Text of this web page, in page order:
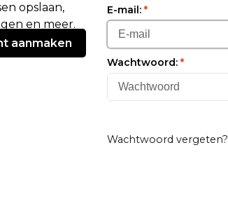
opslaan,
en meer.
aanmaken
E-mail: *
Wachtwoord: *
Wachtwoord vergeten?